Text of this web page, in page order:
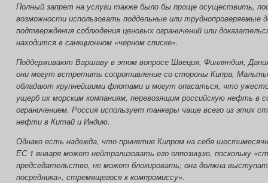
Полный запрет на услуги также было бы проще осуществить,
возможности использовать поддельные или труднопроверяемые
подтверждения соблюдения ценовых ограничений или
находится в санкционном «черном списке».
Поддерживают Варшаву в этом вопросе Швеция, Финляндия,
они могут встретить сопротивление со стороны Кипра,
обладают крупнейшими флотами и могут опасаться, что
ущерб их морским компаниям, перевозящим российскую нефть в
ограничением. Россия использует танкеры чаще всего из этих
нефти в Китай и Индию.
Однако есть надежда, что принятие Кипром на себя
ЕС 1 января может нейтрализовать его оппозицию, поскольку
председательство, не может блокировать; она должна
посредника», стремящегося к компромиссу».